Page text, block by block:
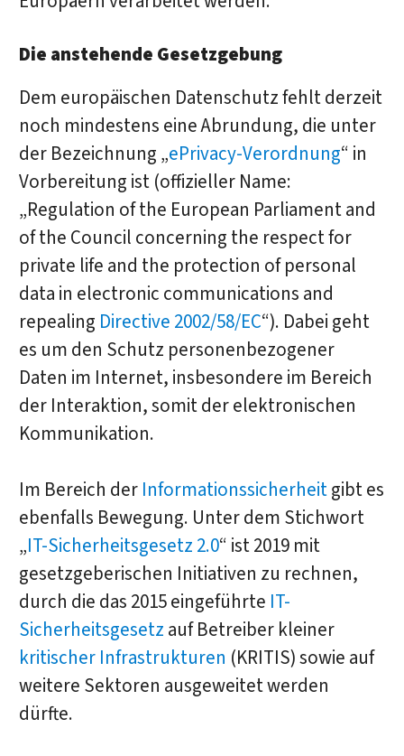
Die anstehende Gesetzgebung
Dem europäischen Datenschutz fehlt derzeit
noch mindestens eine Abrundung, die unter
der Bezeichnung „ePrivacy-Verordnung“ in
Vorbereitung ist (offizieller Name:
„Regulation of the European Parliament and
of the Council concerning the respect for
private life and the protection of personal
data in electronic communications and
repealing Directive 2002/58/EC“). Dabei geht
es um den Schutz personenbezogener
Daten im Internet, insbesondere im Bereich
der Interaktion, somit der elektronischen
Kommunikation.
Im Bereich der Informationssicherheitgibt es
ebenfalls Bewegung. Unter dem Stichwort
„IT-Sicherheitsgesetz 2.0“ ist 2019 mit
gesetzgeberischen Initiativen zu rechnen,
durch die das 2015 eingeführte IT-
Sicherheitsgesetz auf Betreiber kleiner
kritischer Infrastrukturen (KRITIS) sowie auf
weitere Sektoren ausgeweitet werden
dürfte.